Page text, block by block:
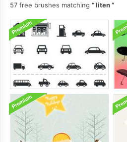
57 free brushes matching
liten